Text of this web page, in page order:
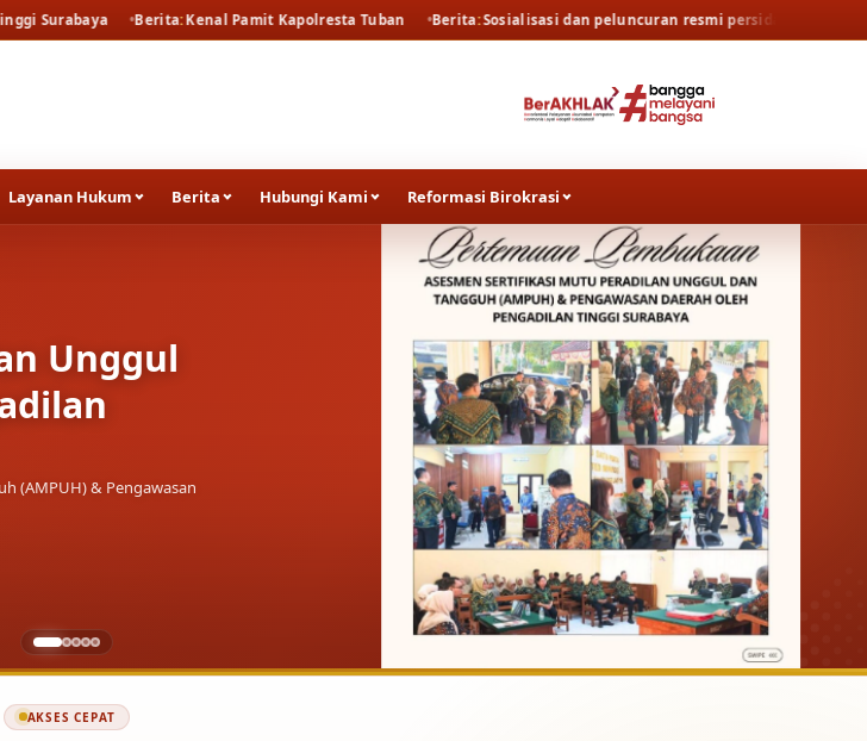
Berita Kenal Pamit Kapolresta Tuban Berita Sosialisasi dan peluncuran resmi persidangan elektronik oleh
Layanan Hukum Berita Hubungi Kami Reformasi Birokrasi
AKSES CEPAT